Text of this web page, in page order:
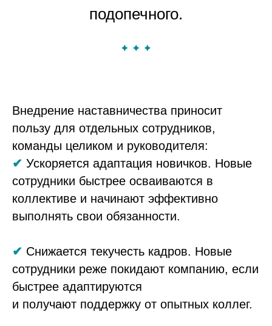
подопечного.
Внедрение наставничества приносит
пользу для отдельных сотрудников,
команды целиком и руководителя:
✔ Ускоряется адаптация новичков. Новые
сотрудники быстрее осваиваются в
коллективе и начинают эффективно
выполнять свои обязанности.
✔ Снижается текучесть кадров. Новые
сотрудники реже покидают компанию, если
быстрее адаптируются
и получают поддержку от опытных коллег.